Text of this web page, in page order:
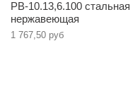
РВ-10.13,6.100 стальная
нержавеющая
1 767,50 руб